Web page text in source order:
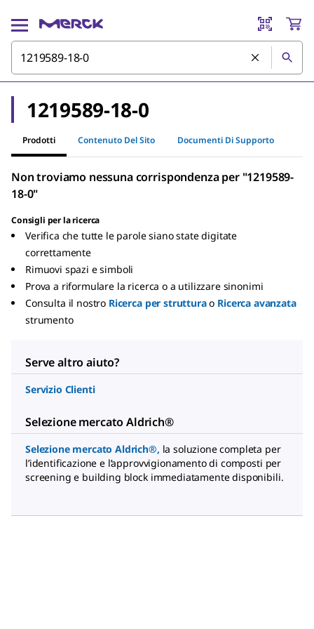
1219589-18-0
Prodotti Contenuto Del Sito Documenti Di Supporto
Non troviamo nessuna corrispondenza per "1219589-
18-0"
Consigli per la ricerca
Verifica che tutte le parole siano state digitate
correttamente
Rimuovi spazi e simboli
Prova a riformulare la ricerca o a utilizzare sinonimi
Consulta il nostro Ricerca per struttura o Ricerca avanzata
strumento
Serve altro aiuto?
Servizio Clienti
Selezione mercato Aldrich®
Selezione mercato Aldrich®, la soluzione completa per
l’identificazione e l’approvvigionamento di composti per
screening e building block immediatamente disponibili.